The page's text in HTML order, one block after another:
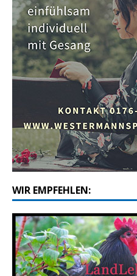
WIR EMPFEHLEN: